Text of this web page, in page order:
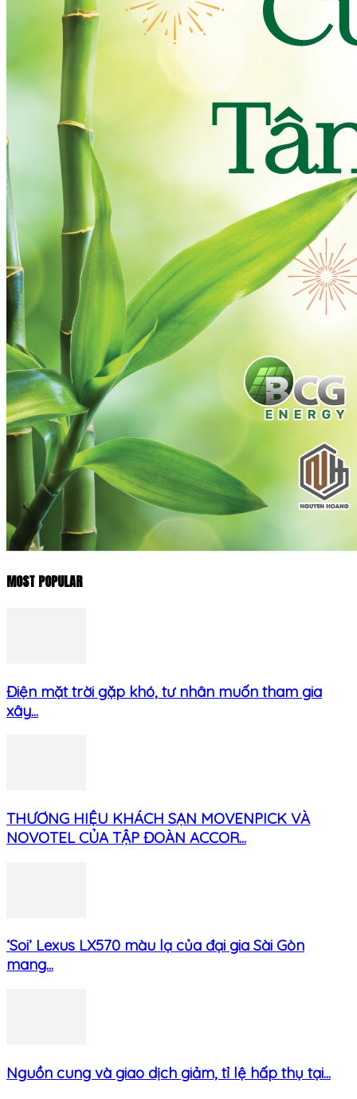
MOST POPULAR
Điện mặt trời gặp khó, tư nhân muốn tham gia
xây...
THƯƠNG HIỆU KHÁCH SẠN MOVENPICK VÀ
NOVOTEL CỦA TẬP ĐOÀN ACCOR...
‘Soi’ Lexus LX570 màu lạ của đại gia Sài Gòn
mang...
Nguồn cung và giao dịch giảm, tỉ lệ hấp thụ tại...